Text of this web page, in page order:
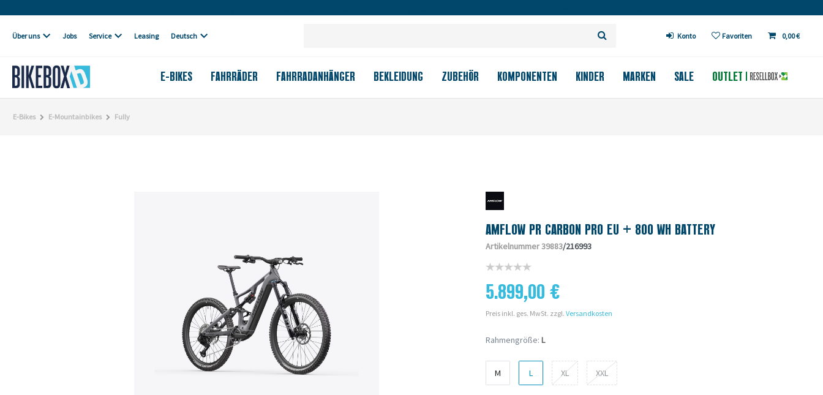
Über uns Jobs Service Leasing Deutsch Konto Favoriten 0,00 €
E-BIKES FAHRRÄDER BEKLEIDUNG ZUBEHÖR KOMPONENTEN KINDER
FAHRRADANHÄNGER MARKEN SALE OUTLET
E-Bikes E-Mountainbikes Fully
AMFLOW PR CARBON PRO EU + 800 WH BATTERY
Artikelnummer 39883/216993
5.899,00 €
Preis inkl. ges. MwSt. zzgl. Versandkosten
Rahmengröße: L
M L XL XXL